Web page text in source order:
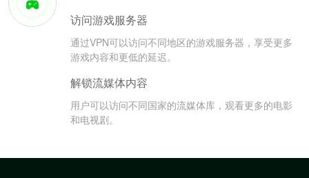
访问游戏服务器
通过VPN可以访问不同地区的游戏服务器，享受更多
游戏内容和更低的延迟。
解锁流媒体内容
用户可以访问不同国家的流媒体库，观看更多的电影
和电视剧。